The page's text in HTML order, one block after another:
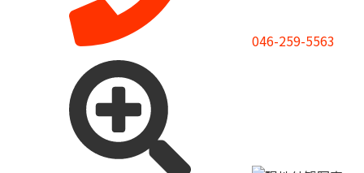
046-259-5563